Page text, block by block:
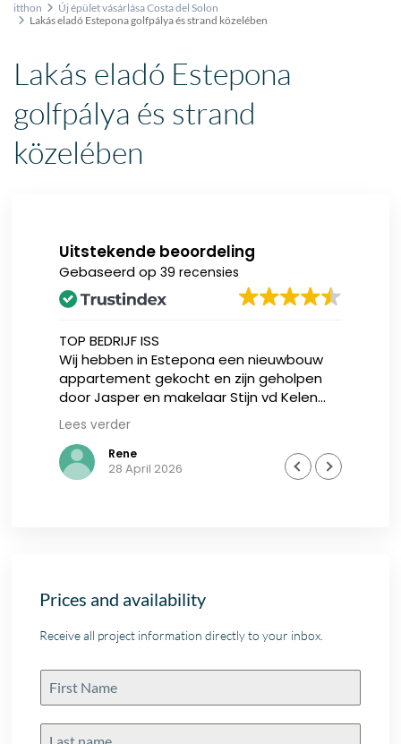
itthon
Új épület vásárlása Costa del Solon
Lakás eladó Estepona golfpálya és strand közelében
Lakás eladó Estepona
golfpálya és strand
közelében
Uitstekende beoordeling
Gebaseerd op39 recensies
TOP BEDRIJF ISS
Wij hebben in Estepona een nieuwbouw
appartement gekocht en zijn geholpen
door Jasper en makelaar Stijn vd Kelen
van IIS, zij zijn zeer gedreven en eerlijke
adviseurs, wij hadden met hen meteen de
klik, en hij heeft alle vertrouwen meer dan
waar gemaakt. Na de aankoop het hele
Lees verder
Rene
28 April 2026
Prices and availability
Receive all project information directly to your inbox.